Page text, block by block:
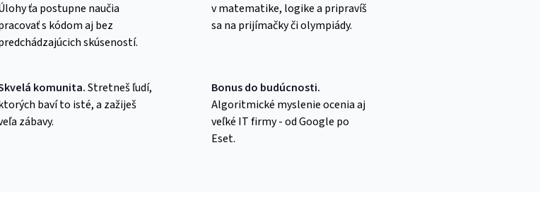
ťa postupne naučia
s kódom aj bez
skúseností.
v matematike, logike a pripravíš
sa na prijímačky či olympiády.
komunita.Stretneš ľudí,
baví to isté, a zažiješ
zábavy.
Bonus do budúcnosti.
Algoritmické myslenie ocenia aj
veľké IT firmy - od Google po
Eset.